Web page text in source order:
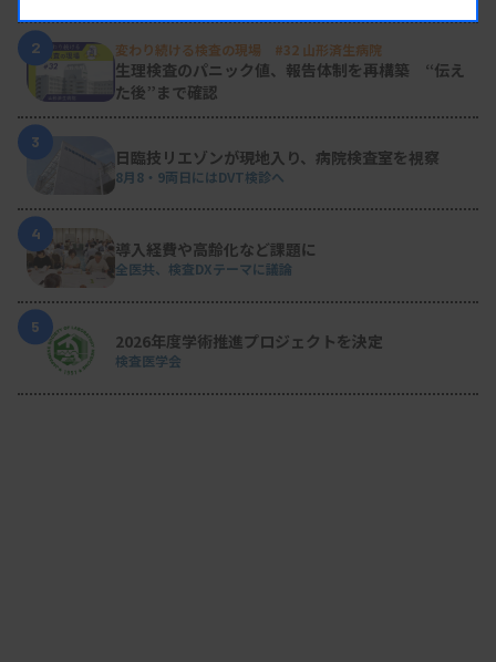
2 変わり続ける検査の現場 #32 山形済生病院
生理検査のパニック値、報告体制を再構築 “伝え
た後”まで確認
3
日臨技リエゾンが現地入り、病院検査室を視察
8月8・9両日にはDVT検診へ
4
導入経費や高齢化など課題に
全医共、検査DXテーマに議論
5
2026年度学術推進プロジェクトを決定
検査医学会